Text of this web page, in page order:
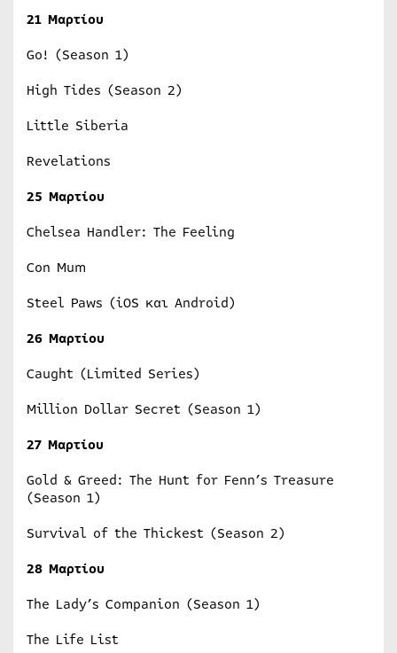
21 Μαρτίου
Go! (Season 1)
High Tides (Season 2)
Little Siberia
Revelations
25 Μαρτίου
Chelsea Handler: The Feeling
Con Mum
Steel Paws (iOS και Android)
26 Μαρτίου
Caught (Limited Series)
Million Dollar Secret (Season 1)
27 Μαρτίου
Gold & Greed: The Hunt for Fenn’s Treasure
(Season 1)
Survival of the Thickest (Season 2)
28 Μαρτίου
The Lady’s Companion (Season 1)
The Life List